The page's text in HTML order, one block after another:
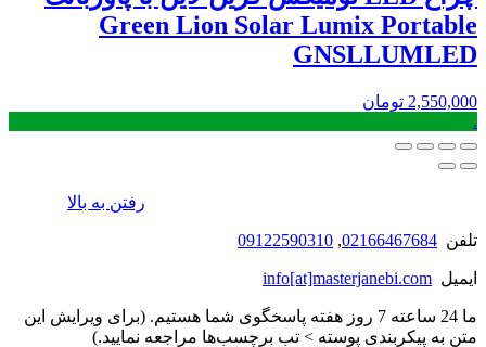
Green Lion Solar Lumix Portable
GNSLLUMLED
2,550,000 تومان
.
رفتن به بالا
تلفن 02166467684
,
09122590310
ایمیل info[at]masterjanebi.com
ما 24 ساعته 7 روز هفته پاسخگوی شما هستیم. (برای ویرایش این
متن به پیکربندی پوسته > تب برچسب‌ها مراجعه نمایید.)